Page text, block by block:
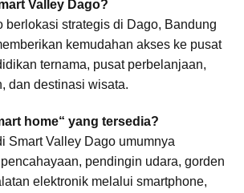
Valley Dago?
berlokasi strategis di Dago, Bandung
kemudahan akses ke pusat
ternama, pusat perbelanjaan,
dan destinasi wisata.
home“ yang tersedia?
Smart Valley Dago umumnya
pendingin udara, gorden
elektronik melalui smartphone,